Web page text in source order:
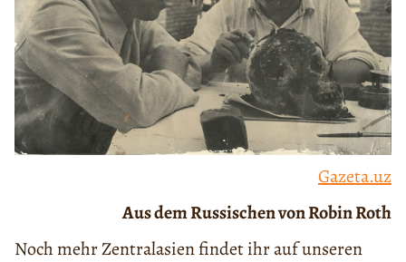
Gazeta.uz
Aus dem Russischen von Robin Roth
Noch mehr Zentralasien findet ihr auf unseren